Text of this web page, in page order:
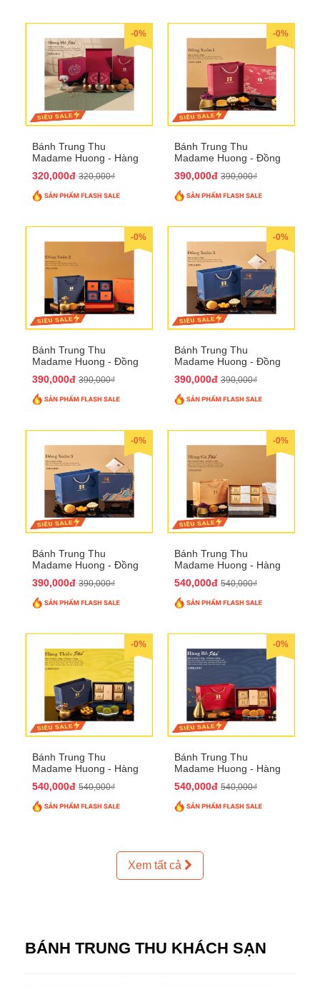
-0%
Bánh Trung Thu
Madame Huong - Hàng
320,000đ 320,000₫
-0%
Bánh Trung Thu
Madame Huong - Đồng
390,000đ 390,000₫
-0%
Bánh Trung Thu
Madame Huong - Đồng
390,000đ 390,000₫
-0%
Bánh Trung Thu
Madame Huong - Đồng
390,000đ 390,000₫
-0%
Bánh Trung Thu
Madame Huong - Đồng
390,000đ 390,000₫
-0%
Bánh Trung Thu
Madame Huong - Hàng
540,000đ 540,000₫
-0%
Bánh Trung Thu
Madame Huong - Hàng
540,000đ 540,000₫
-0%
Bánh Trung Thu
Madame Huong - Hàng
540,000đ 540,000₫
Xem tất cả
BÁNH TRUNG THU KHÁCH SẠN